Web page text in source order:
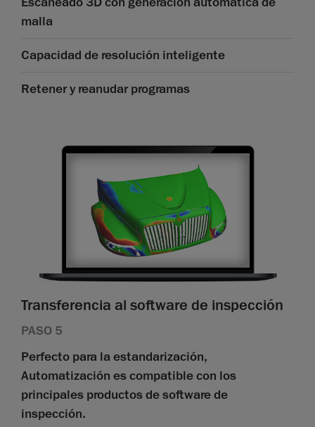
malla
Capacidad de resolución inteligente
Retener y reanudar programas
Transferencia al software de inspección
PASO 5
Perfecto para la estandarización,
Automatización es compatible con los
principales productos de software de
inspección.